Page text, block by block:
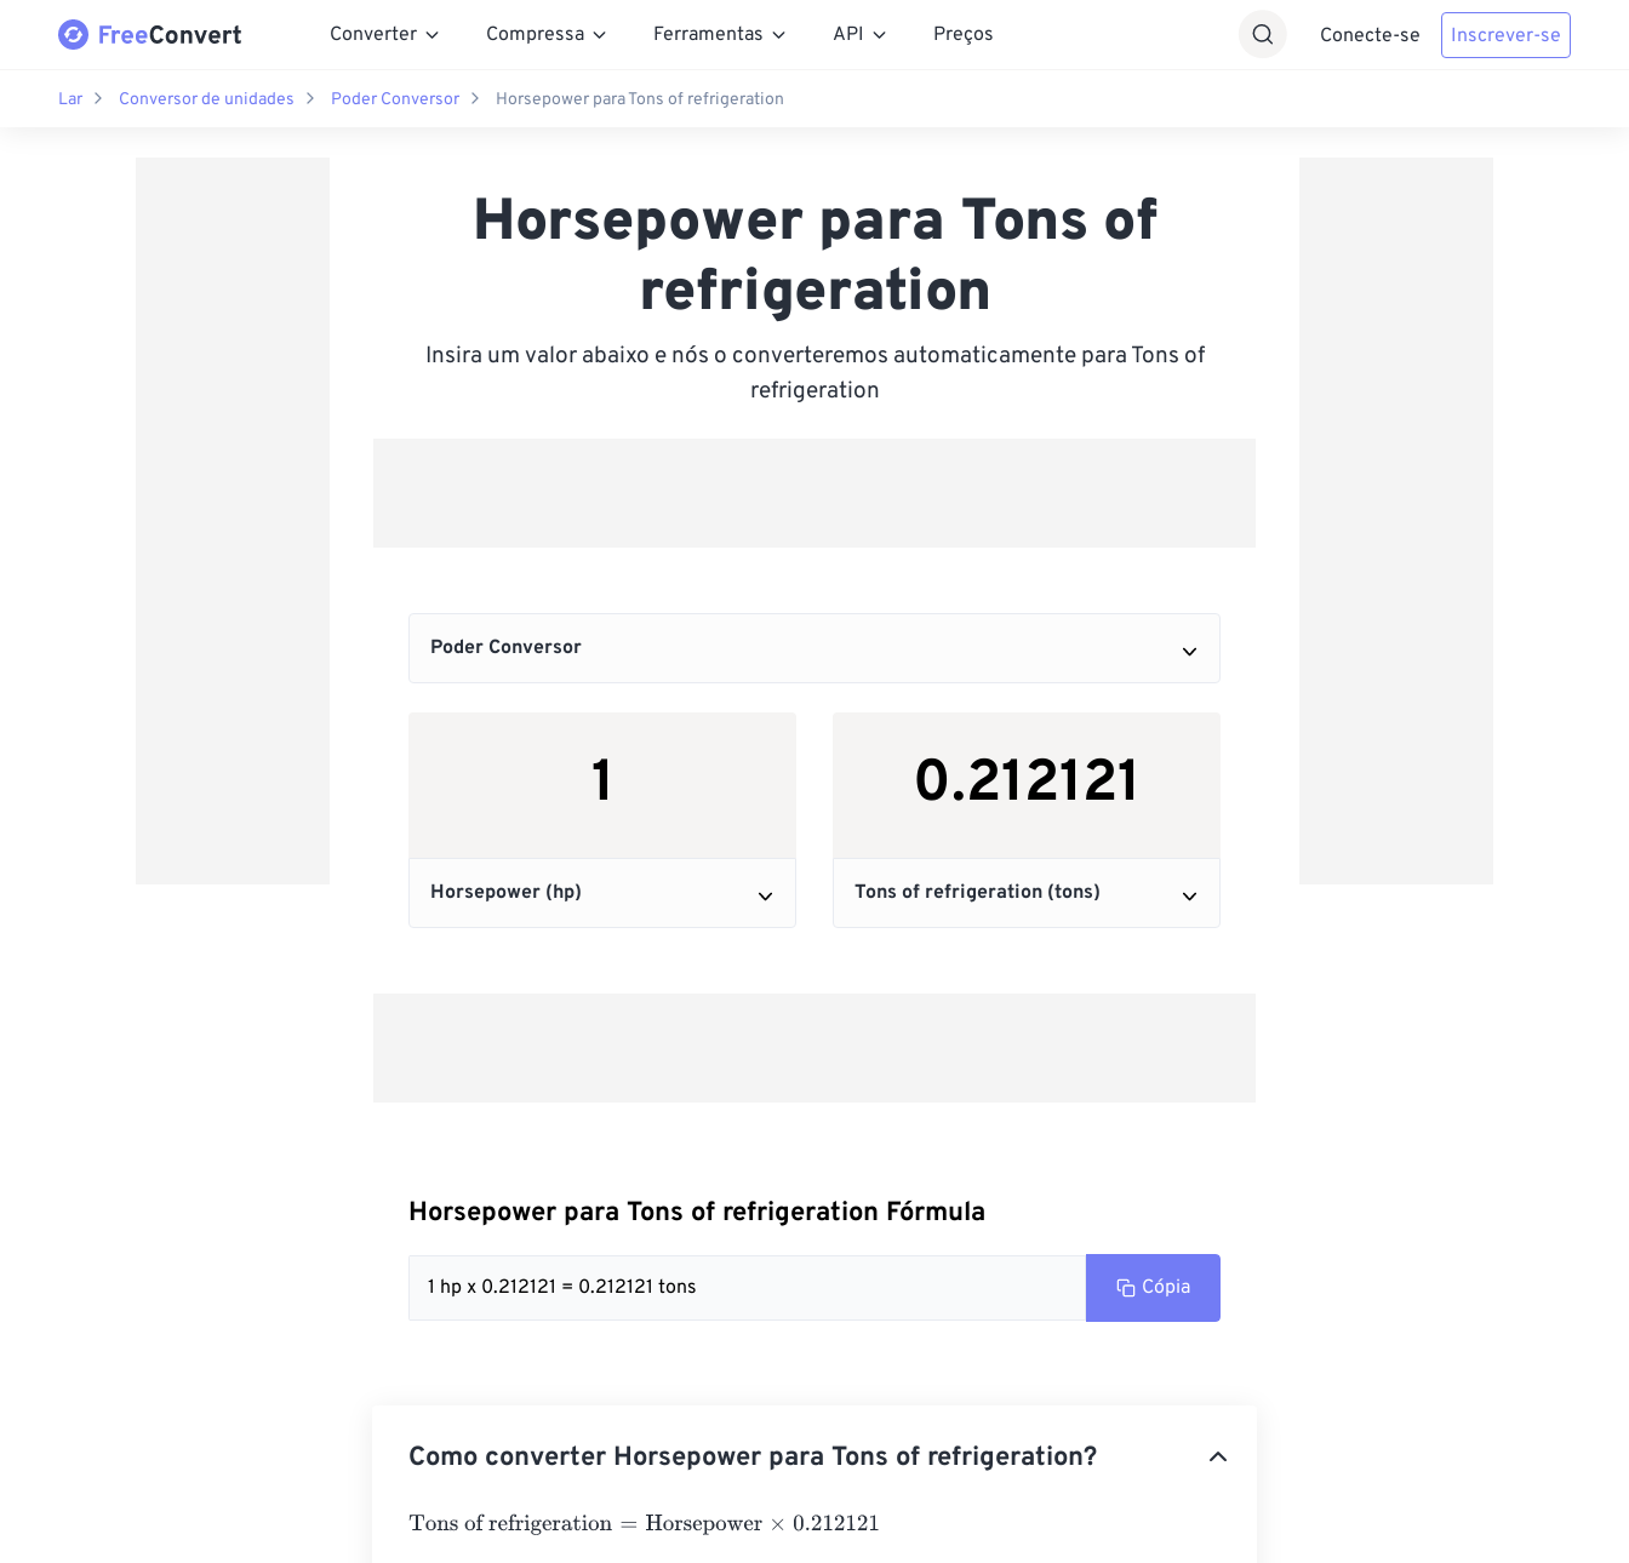
Converter Compressa Ferramentas API Preços Conecte-se Inscrever-se
Lar Conversor de unidades Poder Conversor Horsepower para Tons of refrigeration
Horsepower para Tons of
refrigeration
Insira um valor abaixo e nós o converteremos automaticamente para Tons of
refrigeration
Horsepower para Tons of refrigeration Fórmula
1 hp x 0.212121 = 0.212121 tons Cópia
Como converter Horsepower para Tons of refrigeration?
Tons of refrigeration=Horsepower×0.212121